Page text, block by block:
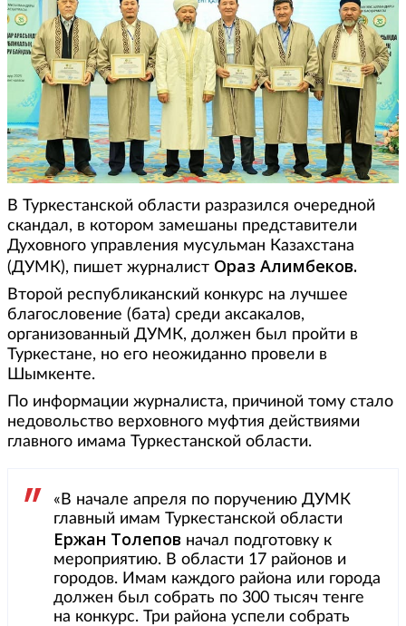
В Туркестанской области разразился очередной
скандал, в котором замешаны представители
Духовного управления мусульман Казахстана
(ДУМК), пишет журналист Ораз Алимбеков.
Второй республиканский конкурс на лучшее
благословение (бата) среди аксакалов,
организованный ДУМК, должен был пройти в
Туркестане, но его неожиданно провели в
Шымкенте.
По информации журналиста, причиной тому стало
недовольство верховного муфтия действиями
главного имама Туркестанской области.
«В начале апреля по поручению ДУМК
главный имам Туркестанской области
Ержан Толепов начал подготовку к
мероприятию. В области 17 районов и
городов. Имам каждого района или города
должен был собрать по 300 тысяч тенге
на конкурс. Три района успели собрать